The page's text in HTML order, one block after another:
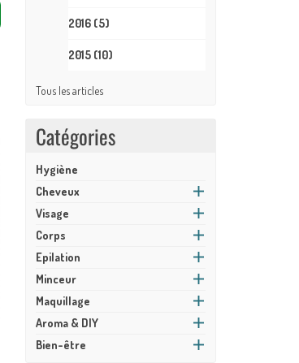
2016 (5)
2015 (10)
Tous les articles
Catégories
Hygiène
Cheveux
Visage
Corps
Epilation
Minceur
Maquillage
Aroma & DIY
Bien-être